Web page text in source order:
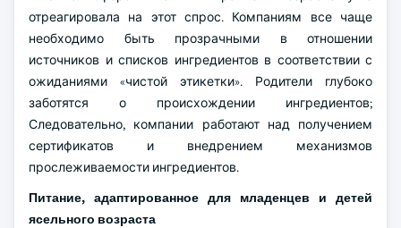
отреагировала на этот спрос. Компаниям все чаще
необходимо быть прозрачными в отношении
источников и списков ингредиентов в соответствии с
ожиданиями «чистой этикетки». Родители глубоко
заботятся о происхождении ингредиентов;
Следовательно, компании работают над получением
сертификатов и внедрением механизмов
прослеживаемости ингредиентов.
Питание, адаптированное для младенцев и детей
ясельного возраста